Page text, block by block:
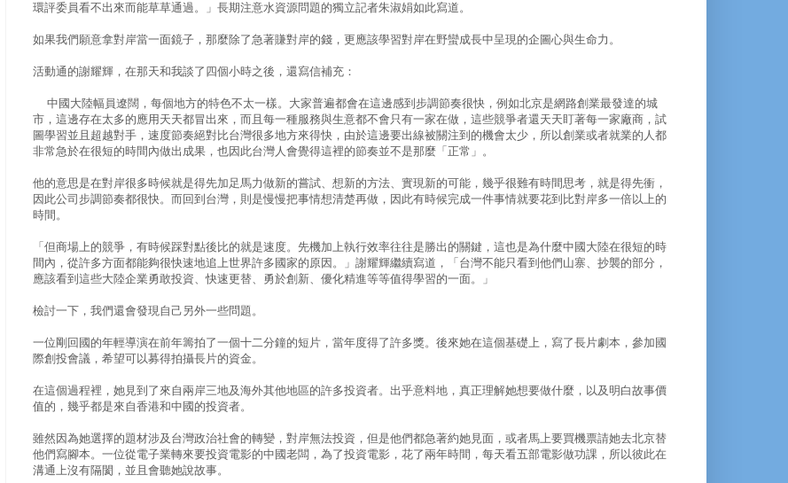
環評委員看不出來而能草草通過。」長期注意水資源問題的獨立記者朱淑娟如此寫道。
如果我們願意拿對岸當一面鏡子，那麼除了急著賺對岸的錢，更應該學習對岸在野蠻成長中呈現的企圖心與生命力。
活動通的謝耀輝，在那天和我談了四個小時之後，還寫信補充：
中國大陸幅員遼闊，每個地方的特色不太一樣。大家普遍都會在這邊感到步調節奏很快，例如北京是網路創業最發達的城
市，這邊存在太多的應用天天都冒出來，而且每一種服務與生意都不會只有一家在做，這些競爭者還天天盯著每一家廠商，試
圖學習並且超越對手，速度節奏絕對比台灣很多地方來得快，由於這邊要出線被關注到的機會太少，所以創業或者就業的人都
非常急於在很短的時間內做出成果，也因此台灣人會覺得這裡的節奏並不是那麼「正常」。
他的意思是在對岸很多時候就是得先加足馬力做新的嘗試、想新的方法、實現新的可能，幾乎很難有時間思考，就是得先衝，
因此公司步調節奏都很快。而回到台灣，則是慢慢把事情想清楚再做，因此有時候完成一件事情就要花到比對岸多一倍以上的
時間。
「但商場上的競爭，有時候踩對點後比的就是速度。先機加上執行效率往往是勝出的關鍵，這也是為什麼中國大陸在很短的時
間內，從許多方面都能夠很快速地追上世界許多國家的原因。」謝耀輝繼續寫道，「台灣不能只看到他們山寨、抄襲的部分，
應該看到這些大陸企業勇敢投資、快速更替、勇於創新、優化精進等等值得學習的一面。」
檢討一下，我們還會發現自己另外一些問題。
一位剛回國的年輕導演在前年籌拍了一個十二分鐘的短片，當年度得了許多獎。後來她在這個基礎上，寫了長片劇本，參加國
際創投會議，希望可以募得拍攝長片的資金。
在這個過程裡，她見到了來自兩岸三地及海外其他地區的許多投資者。出乎意料地，真正理解她想要做什麼，以及明白故事價
值的，幾乎都是來自香港和中國的投資者。
雖然因為她選擇的題材涉及台灣政治社會的轉變，對岸無法投資，但是他們都急著約她見面，或者馬上要買機票請她去北京替
他們寫腳本。一位從電子業轉來要投資電影的中國老闆，為了投資電影，花了兩年時間，每天看五部電影做功課，所以彼此在
溝通上沒有隔閡，並且會聽她說故事。